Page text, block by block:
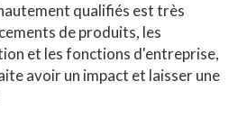
qualifiés est très
de produits, les
et les fonctions d'entreprise,
avoir un impact et laisser une